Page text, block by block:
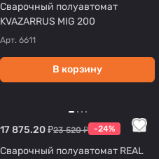
Сварочный полуавтомат
KVAZARRUS MIG 200
Арт. 6611
В корзину
17 875.20 ₽23 520 ₽ -24%
Сварочный полуавтомат REAL